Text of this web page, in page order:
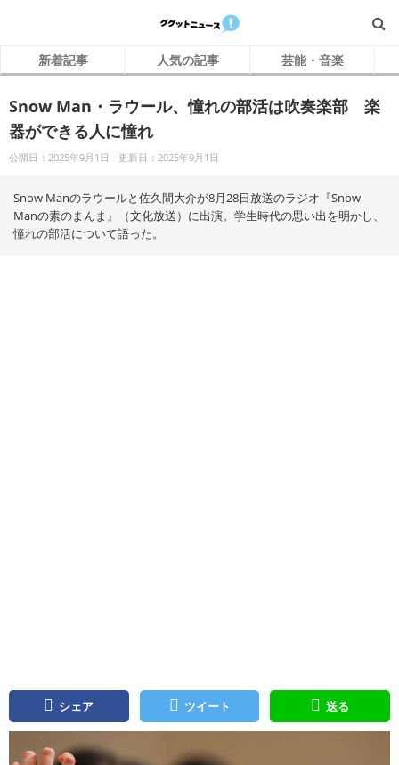
新着記事 人気の記事 芸能・音楽
Snow Man・ラウール、憧れの部活は吹奏楽部 楽
器ができる人に憧れ
公開日：2025年9月1日 更新日：2025年9月1日
Snow Manのラウールと佐久間大介が8月28日放送のラジオ『Snow
Manの素のまんま』（文化放送）に出演。学生時代の思い出を明かし、
憧れの部活について語った。
シェア ツイート 送る